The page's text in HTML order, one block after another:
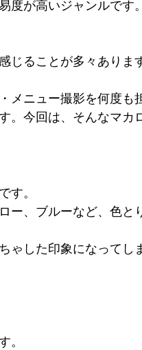
度が高いジャンルです。
じることが多々ありま
メニュー撮影を何度も
。今回は、そんなマカ
す。
、ブルーなど、色と
した印象になってし
。